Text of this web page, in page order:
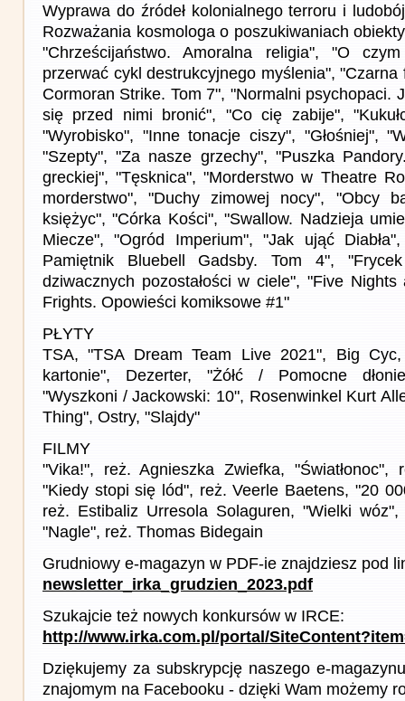
Wyprawa do źródeł kolonialnego terroru i
Rozważania kosmologa o poszukiwaniach
"Chrześcijaństwo. Amoralna religia", "O
przerwać cykl destrukcyjnego myślenia", "Czarna
Cormoran Strike. Tom 7", "Normalni psychopaci.
się przed nimi bronić", "Co cię zabije",
"Wyrobisko", "Inne tonacje ciszy", "Głośniej",
"Szepty", "Za nasze grzechy", "Puszka
greckiej", "Tęsknica", "Morderstwo w Theatre
morderstwo", "Duchy zimowej nocy", "Obcy
księżyc", "Córka Kości", "Swallow. Nadzieja
Miecze", "Ogród Imperium", "Jak ująć
Pamiętnik Bluebell Gadsby. Tom 4",
dziwacznych pozostałości w ciele", "Five Nights
Frights. Opowieści komiksowe #1"
PŁYTY
TSA, "TSA Dream Team Live 2021", Big
kartonie", Dezerter, "Żółć / Pomocne
"Wyszkoni / Jackowski: 10", Rosenwinkel Kurt
Thing", Ostry, "Slajdy"
FILMY
"Vika!", reż. Agnieszka Zwiefka, "Światłonoc",
"Kiedy stopi się lód", reż. Veerle Baetens, "20
reż. Estibaliz Urresola Solaguren, "Wielki
"Nagle", reż. Thomas Bidegain
Grudniowy e-magazyn w PDF-ie znajdziesz pod
newsletter_irka_grudzien_2023.pdf
Szukajcie też nowych konkursów w IRCE:
http://www.irka.com.pl/portal/
Dziękujemy za subskrypcję naszego e-
znajomym na Facebooku - dzięki Wam możemy